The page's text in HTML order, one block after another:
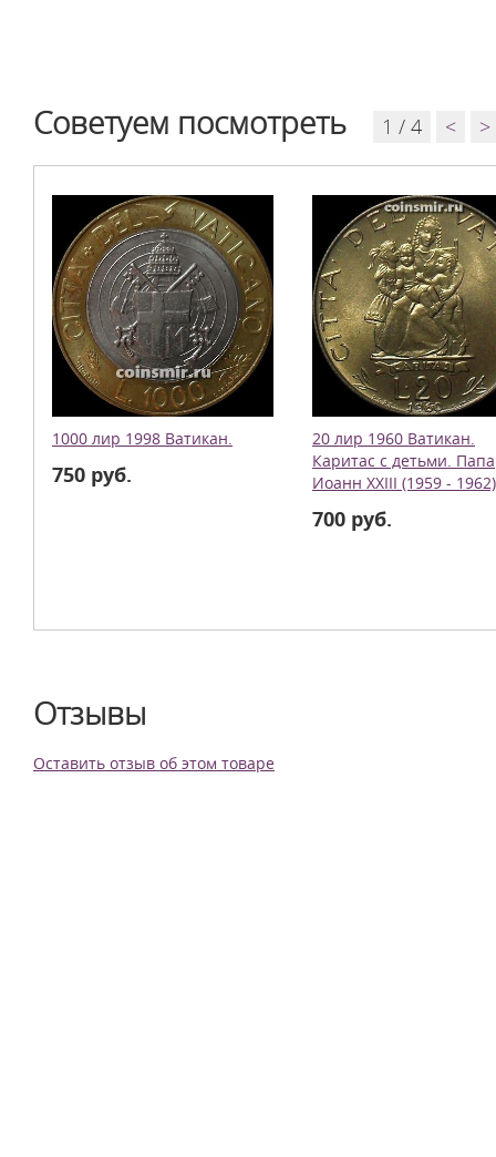
Советуем посмотреть 1 / 4 < >
1000 лир 1998 Ватикан.
750 руб.
20 лир 1960 Ватикан.
Каритас с детьми. Папа
Иоанн XXIII (1959 -
700 руб.
Отзывы
Оставить отзыв об этом товаре